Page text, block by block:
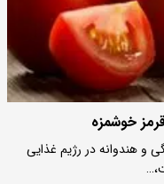
خوشمزه
و هندوانه در رژیم غذایی